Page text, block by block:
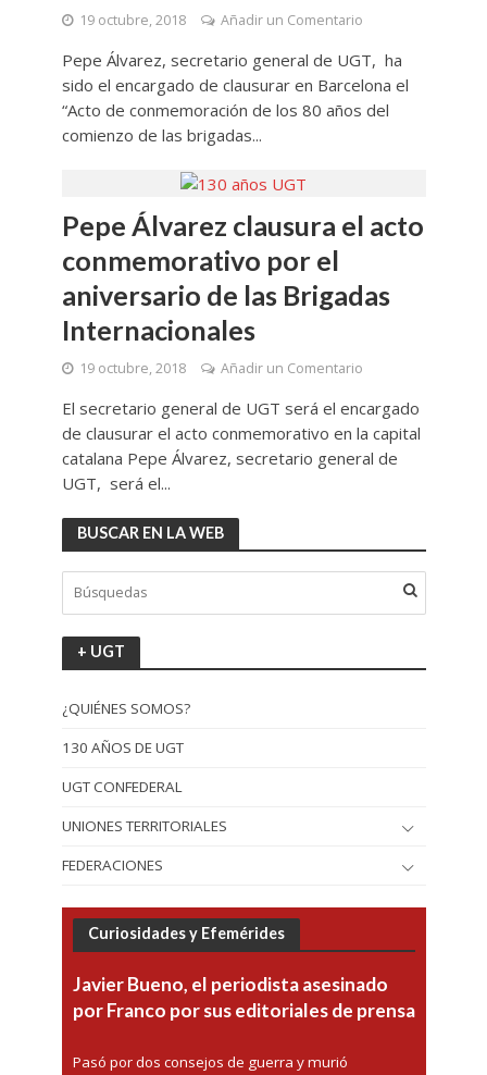
19 octubre, 2018 Añadir un Comentario
Pepe Álvarez, secretario general de UGT, ha
sido el encargado de clausurar en Barcelona el
“Acto de conmemoración de los 80 años del
comienzo de las brigadas...
Pepe Álvarez clausura el acto
conmemorativo por el
aniversario de las Brigadas
Internacionales
19 octubre, 2018 Añadir un Comentario
El secretario general de UGT será el encargado
de clausurar el acto conmemorativo en la capital
catalana Pepe Álvarez, secretario general de
UGT, será el...
BUSCAR EN LA WEB
+ UGT
¿QUIÉNES SOMOS?
130 AÑOS DE UGT
UGT CONFEDERAL
UNIONES TERRITORIALES
FEDERACIONES
Curiosidades y Efemérides
Javier Bueno, el periodista asesinado
por Franco por sus editoriales de prensa
Pasó por dos consejos de guerra y murió